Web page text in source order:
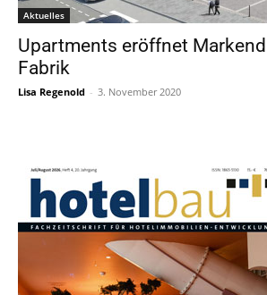
Aktuelles
Upartments eröffnet
Fabrik
Lisa Regenold - 3. November 2020